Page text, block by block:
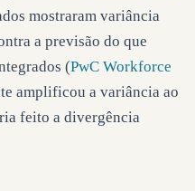
mostraram variância
a previsão do que
(PwC Workforce
amplificou a variância ao
feito a divergência